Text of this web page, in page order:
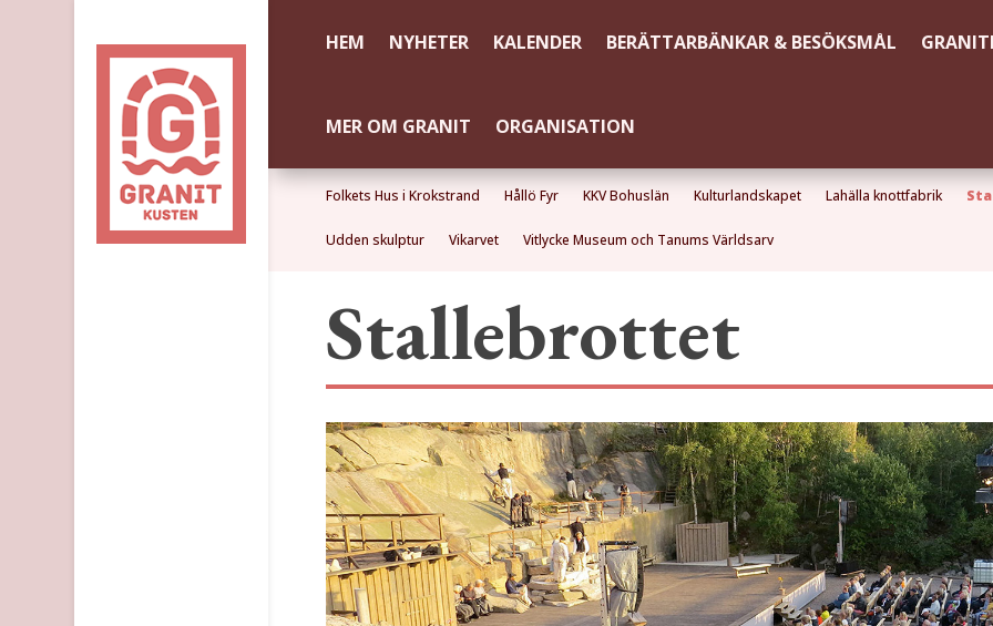
HEM NYHETER KALENDER BERÄTTARBÄNKAR & BESÖKSMÅL
MER OM GRANIT ORGANISATION
Folkets Hus i Krokstrand Hållö Fyr KKV Bohuslän Kulturlandskapet Lahälla knottfabrik
Udden skulptur Vikarvet Vitlycke Museum och Tanums Världsarv
Stallebrottet